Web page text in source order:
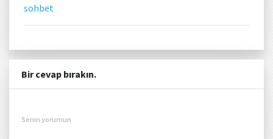
sohbet
Bir cevap bırakın.
Senin yorumun